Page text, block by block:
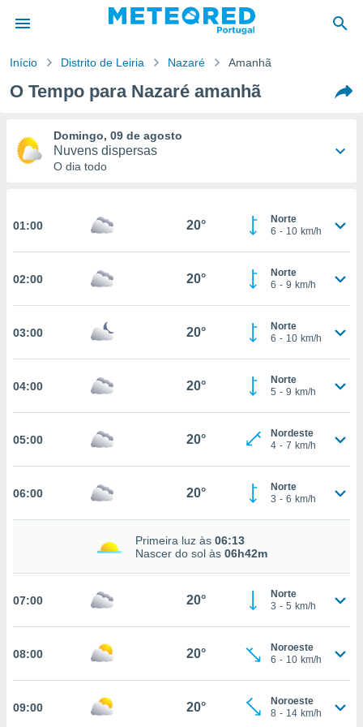
foi
para
a este
e
digital
a nossa
de alta
a
ou
como
ACEITAR
CONTINUAR
Início Distrito de Leiria Nazaré Amanhã
O Tempo para Nazaré amanhã
Domingo, 09 de agosto
Nuvens dispersas
O dia todo
Noroeste 16-29 km/h
01:00 20°
Norte
6 - 10 km/h
02:00 20°
Norte
6 - 9 km/h
03:00 20°
Norte
6 - 10 km/h
04:00 20°
Norte
5 - 9 km/h
05:00 20°
Nordeste
4 - 7 km/h
06:00 20°
Norte
3 - 6 km/h
Primeira luz às 06:13
Nascer do sol às 06h42m
07:00 20°
Norte
3 - 5 km/h
08:00 20°
Noroeste
6 - 10 km/h
09:00 20°
Noroeste
8 - 14 km/h